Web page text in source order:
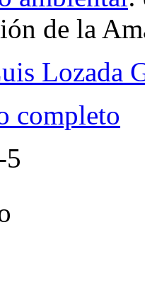
de la
Lozada
completo
5